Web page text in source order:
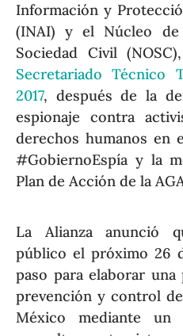
Información y
(INAI) y el Núcleo de
Sociedad Civil (NOSC),
Secretariado Técnico
2017, después de la
espionaje contra
derechos humanos en
#GobiernoEspía y la
Plan de Acción de la
La Alianza anunció
público el próximo 26
paso para elaborar
prevención y control
México mediante un